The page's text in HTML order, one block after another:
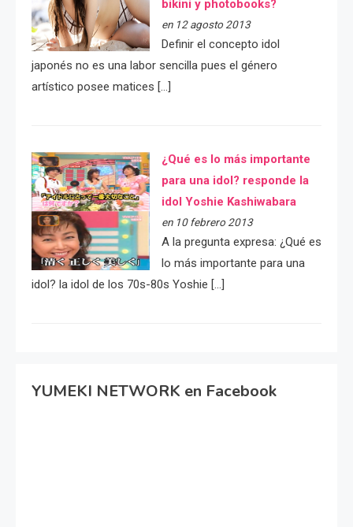
bikini y photobooks?
en 12 agosto 2013
Definir el concepto idol
japonés no es una labor sencilla pues el género
artístico posee matices […]
¿Qué es lo más importante
para una idol? responde la
idol Yoshie Kashiwabara
en 10 febrero 2013
A la pregunta expresa: ¿Qué es
lo más importante para una
idol? la idol de los 70s-80s Yoshie […]
YUMEKI NETWORK en Facebook